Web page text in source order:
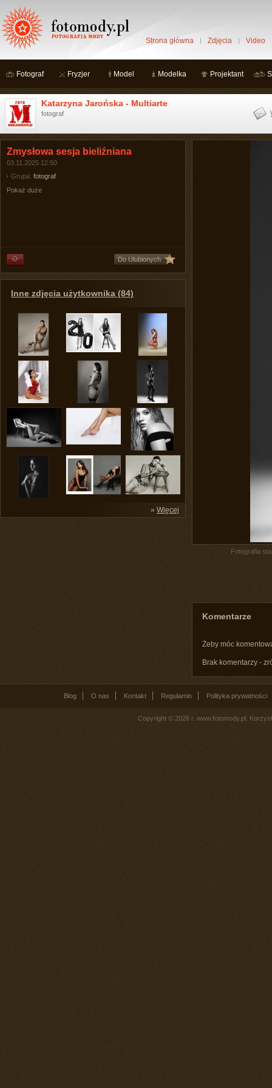
Strona główna Zdjęcia Video
Fotograf Fryzjer Model Modelka Projektant
Katarzyna Jarońska - Multiarte
fotograf
Zmysłowa sesja bieliźniana
03.11.2025 12:50
Grupa: fotograf
Pokaż duże
Do Ulubionych
Inne zdjęcia użytkownika (84)
» Więcej
Fotografia
Komentarze
Żeby móc
Brak komentarzy -
Blog O nas Kontakt Regulamin Polityka prywatności
Copyright © 2026 r. www.fotomody.pl.